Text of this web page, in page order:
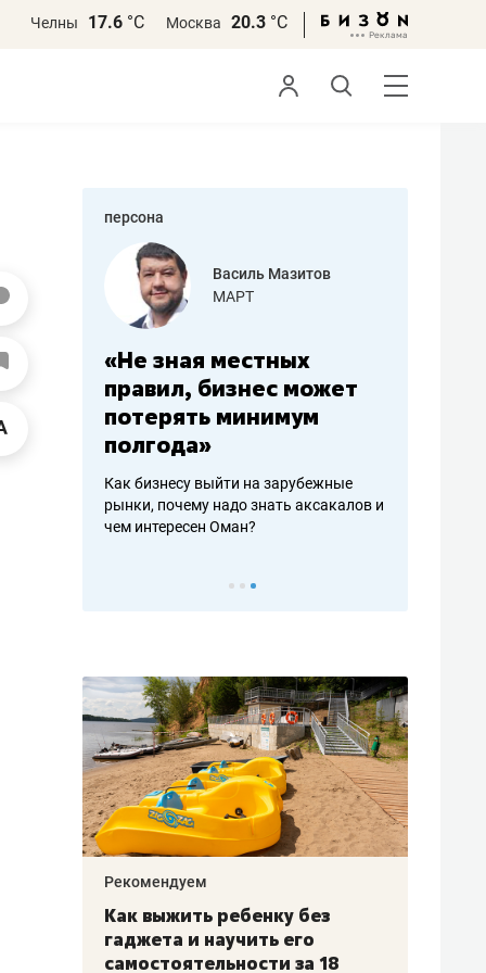
Челны 17.6 °С Москва 20.3 °С
персона
работа
Василь Мазитов
МАРТ
«Не зная местных
правил, бизнес может
потерять минимум
полгода»
Как бизнесу выйти на зарубежные
рынки, почему надо знать аксакалов и
чем интересен Оман?
Рекомендуем
Как выжить ребенку без
гаджета и научить его
самостоятельности за 18